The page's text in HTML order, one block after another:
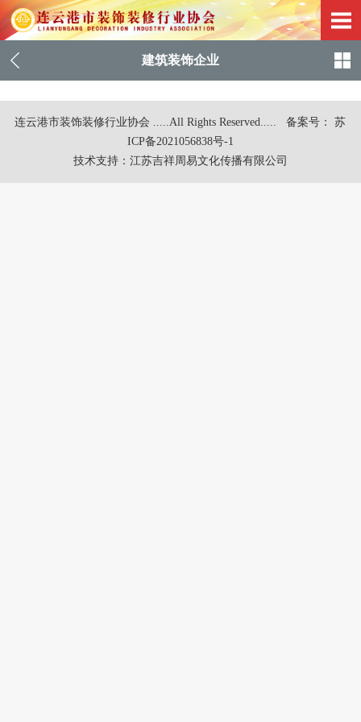
建筑装饰企业
连云港市装饰装修行业协会 .....All Rights Reserved.....备案号： 苏
ICP备2021056838号-1
技术支持： 江苏吉祥周易文化传播有限公司